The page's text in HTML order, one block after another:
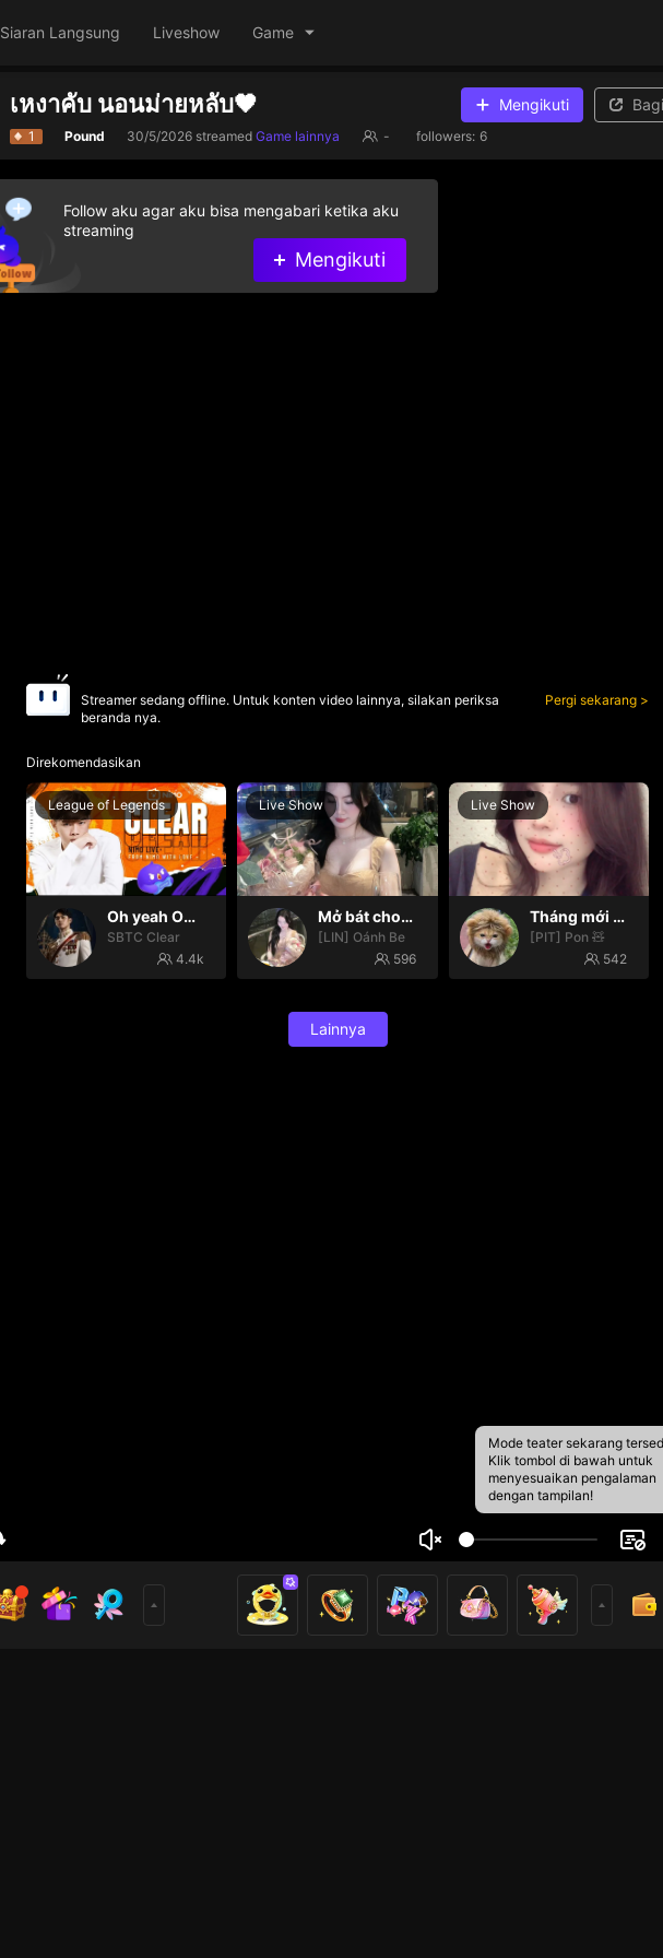
Siaran Langsung Liveshow Game
เหงาคับ นอนม่ายหลับ🖤 Mengikuti
1 Pound 30/5/2026 streamedGame lainnya - followers: 6
Mode teater sekarang
Klik tombol di bawah untuk
menyesuaikan pengalaman
dengan tampilan!
Streamer sedang offline. Untuk konten video lainnya, silakan periksa
beranda nya.
Pergi sekarang
Direkomendasikan
League of Legends
Oh yeah Oh yeah
SBTC Clear
4.4k
Live Show
Mở bát cho iêm đi😚
[LIN] Oánh Be
596
Live Show
Tháng mới đơm đơm 🔥
[PIT] Pon 🧸
542
Lainnya
Follow aku agar aku bisa mengabari ketika aku
streaming
Mengikuti